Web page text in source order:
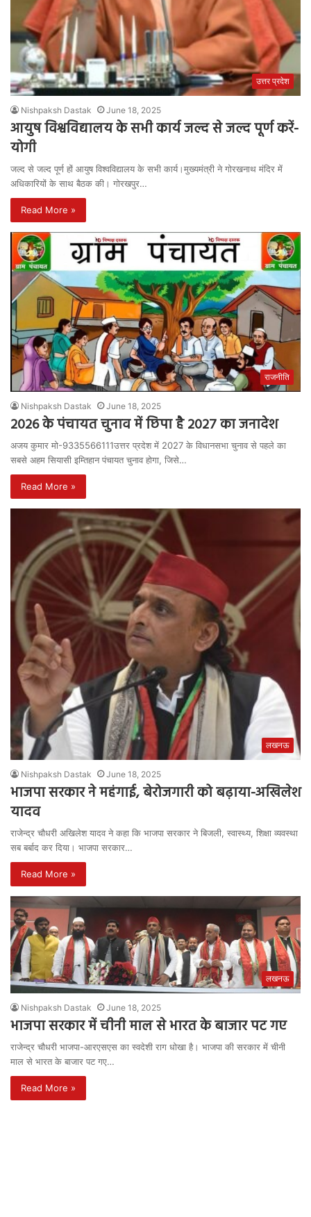
उत्तर प्रदेश
Nishpaksh Dastak June 18, 2025
आयुष विश्वविद्यालय के सभी कार्य जल्द से जल्द पूर्ण करें-
योगी
जल्द से जल्द पूर्ण हों आयुष विश्वविद्यालय के सभी कार्य।मुख्यमंत्री ने गोरखनाथ मंदिर में
अधिकारियों के साथ बैठक की। गोरखपुर…
Read More »
राजनीति
Nishpaksh Dastak June 18, 2025
2026 के पंचायत चुनाव में छिपा है 2027 का जनादेश
अजय कुमार मो-9335566111उत्तर प्रदेश में 2027 के विधानसभा चुनाव से पहले का
सबसे अहम सियासी इम्तिहान पंचायत चुनाव होगा, जिसे…
Read More »
लखनऊ
Nishpaksh Dastak June 18, 2025
भाजपा सरकार ने महंगाई, बेरोजगारी को बढ़ाया-अखिलेश
यादव
राजेन्द्र चौधरी अखिलेश यादव ने कहा कि भाजपा सरकार ने बिजली, स्वास्थ्य, शिक्षा व्यवस्था
सब बर्बाद कर दिया। भाजपा सरकार…
Read More »
लखनऊ
Nishpaksh Dastak June 18, 2025
भाजपा सरकार में चीनी माल से भारत के बाजार पट गए
राजेन्द्र चौधरी भाजपा-आरएसएस का स्वदेशी राग धोखा है। भाजपा की सरकार में चीनी
माल से भारत के बाजार पट गए…
Read More »